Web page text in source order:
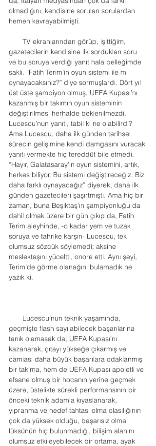
olmadığını, kendisine sorulan sorulardan
hemen kavrayabilmişti.
TV ekranlarından görüp, işittiğim,
gazetecilerin kendisine ilk sordukları soru
ve bu soruya verdiği yanıt hala belleğimde
saklı. “Fatih Terim’in oyun sistemi ile mi
oynayacaksınız?” diye sormuşlardı. Dört yıl
üst üste şampiyon olmuş, UEFA Kupası’nı
kazanmış bir takımın oyun sisteminin
değiştirilmesi herhalde beklenilmezdi.
Lucescu’nun yanıtı, tabii ki ne olabilirdi?
Ama Lucescu, daha ilk günden tarihsel
sürecin gelişimine kendi damgasını vuracak
yanıtı vermekte hiç tereddüt bile etmedi.
“Hayır, Galatasaray’ın oyun sistemini, artık,
herkes biliyor. Bu sistemi değiştireceğiz. Biz
daha farklı oynayacağız” diyerek, daha ilk
günden gazetecileri şaşırtmıştı. Ama hiç bir
zaman, buna Beşiktaş’ın şampiyonluğu da
dahil olmak üzere bir gün çıkıp da, Fatih
Terim aleyhinde, -o kadar yem ve tuzak
soruya ve tahrike karşın- Lucescu, tek
olumsuz sözcük söylemedi; aksine
meslektaşını yüceltti, onore etti. Aynı şeyi,
Terim’de görme olanağını bulamadık ne
yazık ki.
Lucescu’nun teknik yaşamında,
geçmişte flash sayılabilecek başarılarına
tanık olamasak da; UEFA Kupası’nı
kazanarak, çıtayı yükseğe çıkarmış ve
camiası daha büyük başarılara odaklanmış
bir takıma, hem de UEFA Kupası apoletli ve
efsane olmuş bir hocanın yerine geçmek
üzere, üstelikte sürekli performansının bir
önceki teknik adamla kıyaslanarak,
yıpranma ve hedef tahtası olma olasılığının
çok da yüksek olduğu, başarısız olma
lüksünün hiç bulunmadığı, bilişim alanını
olumsuz etkileyebilecek bir ortama, ayak